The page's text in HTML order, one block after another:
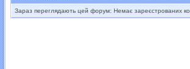
Зараз переглядають цей форум: Немає зареєстрованих